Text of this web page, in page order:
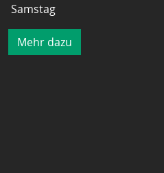
Samstag
Mehr dazu